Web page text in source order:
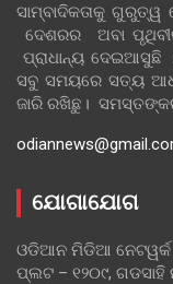
ସାମ୍ବାଦିକତାକୁ
ଦେଶରର ଅବା
ପ୍ରାଧାନ୍ୟ ଦେଇଆସୁଛି
ସବୁ ସମୟରେ ସତ୍ୟ
ଜାରି ରଖିଛୁ।
ଯୋଗାଯୋଗ
ଓଡିଆନ ମିଡିଆ
ପ୍ଲଟ – ୧୨୦୯,